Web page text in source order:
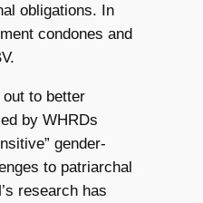
obligations. In
condones and
to better
by WHRDs
gender-
to patriarchal
research has